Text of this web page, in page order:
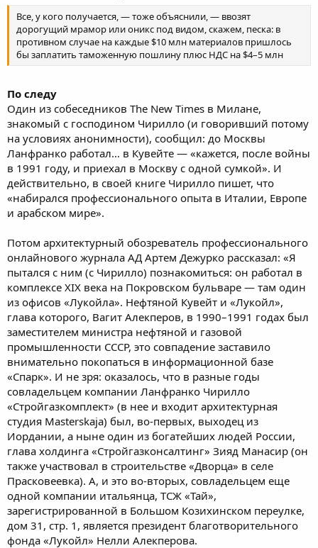
Все, у кого получается, — тоже объяснили, — ввозят
дорогущий мрамор или оникс под видом, скажем, песка: в
противном случае на каждые $10 млн материалов пришлось
бы заплатить таможенную пошлину плюс НДС на $4–5 млн
По следу
Один из собеседников The New Times в Милане,
знакомый с господином Чирилло (и говоривший потому
на условиях анонимности), сообщил: до Москвы
Ланфранко работал… в Кувейте — «кажется, после войны
в 1991 году, и приехал в Москву с одной сумкой». И
действительно, в своей книге Чирилло пишет, что
«набирался профессионального опыта в Италии, Европе
и арабском мире».
Потом архитектурный обозреватель профессионального
онлайнового журнала АД Артем Дежурко рассказал: «Я
пытался с ним (с Чирилло) познакомиться: он работал в
комплексе XIX века на Покровском бульваре — там один
из офисов «Лукойла». Нефтяной Кувейт и «Лукойл»,
глава которого, Вагит Алекперов, в 1990–1991 годах был
заместителем министра нефтяной и газовой
промышленности СССР, это совпадение заставило
внимательно покопаться в информационной базе
«Спарк». И не зря: оказалось, что в разные годы
совладельцем компании Ланфранко Чирилло
«Стройгазкомплект» (в нее и входит архитектурная
студия Masterskaja) был, во-первых, выходец из
Иордании, а ныне один из богатейших людей России,
глава холдинга «Стройгазконсалтинг» Зияд Манасир (он
также участвовал в строительстве «Дворца» в селе
Прасковеевка). А, и это во-вторых, совладельцем еще
одной компании итальянца, ТСЖ «Тай»,
зарегистрированной в Большом Козихинском переулке,
дом 31, стр. 1, является президент благотворительного
фонда «Лукойл» Нелли Алекперова.